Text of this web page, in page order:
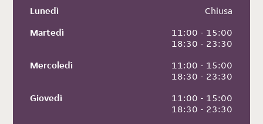
Lunedì
Chiusa
Martedì
11:00 - 15:00
18:30 - 23:30
Mercoledì
11:00 - 15:00
18:30 - 23:30
Giovedì
11:00 - 15:00
18:30 - 23:30